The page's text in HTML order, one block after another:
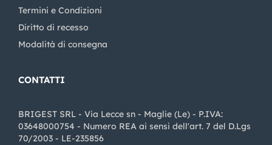
Termini e Condizioni
Diritto di recesso
Modalità di consegna
CONTATTI
BRIGEST SRL - Via Lecce sn - Maglie (Le) - P.IVA:
03648000754 - Numero REA ai sensi dell'art. 7 del D.Lgs
70/2003 - LE-235856